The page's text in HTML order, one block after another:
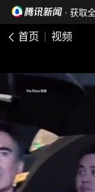
· 获取
首页 视频